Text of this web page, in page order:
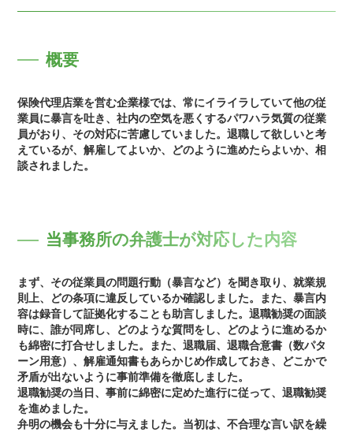
概要
保険代理店業を営む企業様では、常にイライラしていて他の従
業員に暴言を吐き、社内の空気を悪くするパワハラ気質の従業
員がおり、その対応に苦慮していました。退職して欲しいと考
えているが、解雇してよいか、どのように進めたらよいか、相
談されました。
当事務所の弁護士が対応した内容
まず、その従業員の問題行動（暴言など）を聞き取り、就業規
則上、どの条項に違反しているか確認しました。また、暴言内
容は録音して証拠化することも助言しました。退職勧奨の面談
時に、誰が同席し、どのような質問をし、どのように進めるか
も綿密に打合せしました。また、退職届、退職合意書（数パタ
ーン用意）、解雇通知書もあらかじめ作成しておき、どこかで
矛盾が出ないように事前準備を徹底しました。
退職勧奨の当日、事前に綿密に定めた進行に従って、退職勧奨
を進めました。
弁明の機会も十分に与えました。当初は、不合理な言い訳を繰